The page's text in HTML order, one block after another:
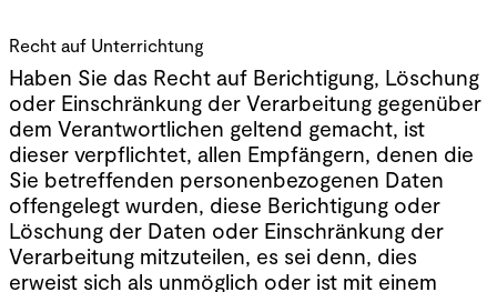
Recht auf Unterrichtung
Haben Sie das Recht auf Berichtigung, Löschung
oder Einschränkung der Verarbeitung gegenüber
dem Verantwortlichen geltend gemacht, ist
dieser verpflichtet, allen Empfängern, denen die
Sie betreffenden personenbezogenen Daten
offengelegt wurden, diese Berichtigung oder
Löschung der Daten oder Einschränkung der
Verarbeitung mitzuteilen, es sei denn, dies
erweist sich als unmöglich oder ist mit einem